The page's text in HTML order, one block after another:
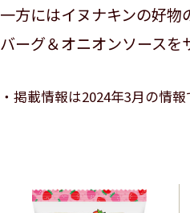
一方にはイヌナキンの好
バーグ＆オニオンソースを
掲載情報は2024年3月の情報